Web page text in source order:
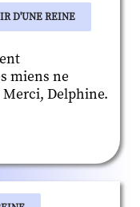
D'UNE REINE
miens ne
Delphine.